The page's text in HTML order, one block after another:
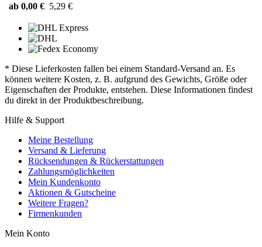
ab 0,00 € 5,29 €
* Diese Lieferkosten fallen bei einem Standard-Versand an. Es
können weitere Kosten, z. B. aufgrund des Gewichts, Größe oder
Eigenschaften der Produkte, entstehen. Diese Informationen findest
du direkt in der Produktbeschreibung.
Hilfe & Support
Meine Bestellung
Versand & Lieferung
Rücksendungen & Rückerstattungen
Zahlungsmöglichkeiten
Mein Kundenkonto
Aktionen & Gutscheine
Weitere Fragen?
Firmenkunden
Mein Konto